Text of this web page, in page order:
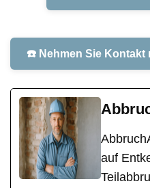
☎️ Nehmen Sie Kontakt
auf